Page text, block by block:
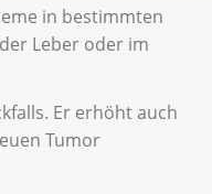
in bestimmten
Leber oder im
Er erhöht auch
Tumor